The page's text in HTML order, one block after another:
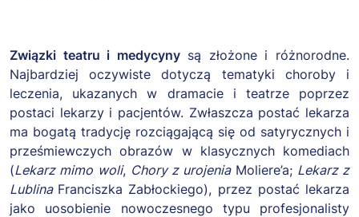
Związki teatru i medycynysą złożone i różnorodne.
Najbardziej oczywiste dotyczą tematyki choroby i
leczenia, ukazanych w dramacie i teatrze poprzez
postaci lekarzy i pacjentów. Zwłaszcza postać lekarza
ma bogatą tradycję rozciągającą się od satyrycznych i
prześmiewczych obrazów w klasycznych komediach
(Lekarz mimo woli, Chory z urojenia Moliere’a; Lekarz z
Lublina Franciszka Zabłockiego), przez postać lekarza
jako uosobienie nowoczesnego typu profesjonalisty